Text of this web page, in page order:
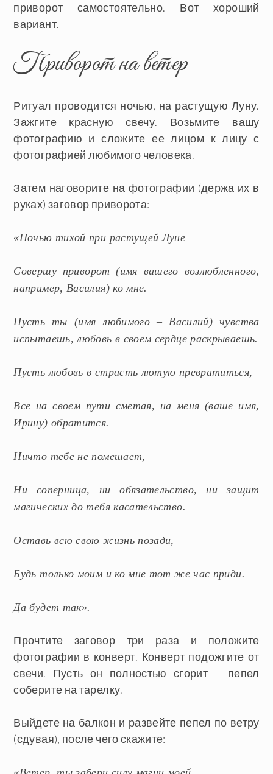
приворот самостоятельно. Вот хороший
вариант.
Приворот на ветер
Ритуал проводится ночью, на растущую Луну.
Зажгите красную свечу. Возьмите вашу
фотографию и сложите ее лицом к лицу с
фотографией любимого человека.
Затем наговорите на фотографии (держа их в
руках) заговор приворота:
«Ночью тихой при растущей Луне
Совершу приворот (имя вашего возлюбленного,
например, Василия) ко мне.
Пусть ты (имя любимого – Василий) чувства
испытаешь, любовь в своем сердце раскрываешь.
Пусть любовь в страсть лютую превратиться,
Все на своем пути сметая, на меня (ваше имя,
Ирину) обратится.
Ничто тебе не помешает,
Ни соперница, ни обязательство, ни защит
магических до тебя касательство.
Оставь всю свою жизнь позади,
Будь только моим и ко мне тот же час приди.
Да будет так».
Прочтите заговор три раза и положите
фотографии в конверт. Конверт подожгите от
свечи. Пусть он полностью сгорит – пепел
соберите на тарелку.
Выйдете на балкон и развейте пепел по ветру
(сдувая), после чего скажите: